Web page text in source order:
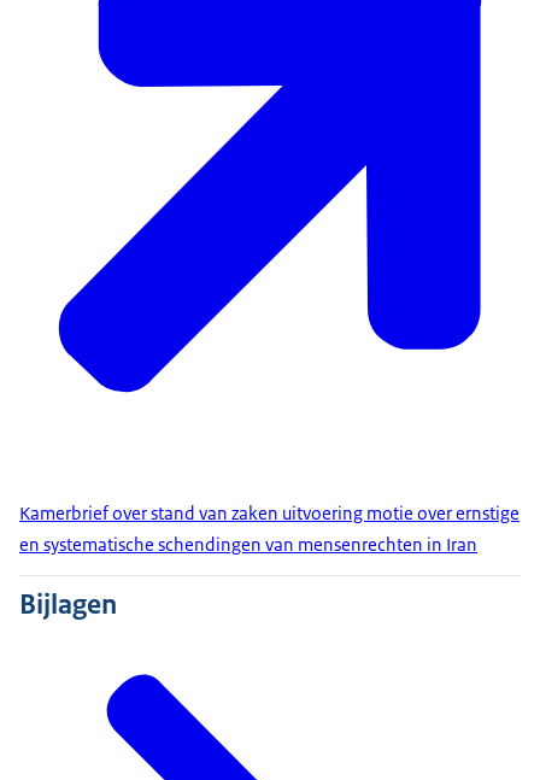
Kamerbrief over stand van zaken uitvoering motie over ernstige
en systematische schendingen van mensenrechten in Iran
Bijlagen